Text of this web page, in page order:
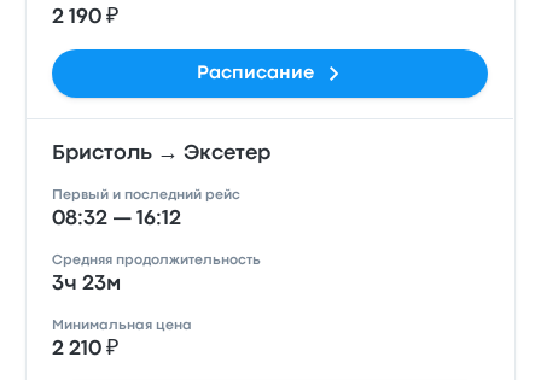
2 190 ₽
Расписание
Бристоль → Эксетер
Первый и последний рейс
08:32 — 16:12
Средняя продолжительность
3ч 23м
Минимальная цена
2 210 ₽